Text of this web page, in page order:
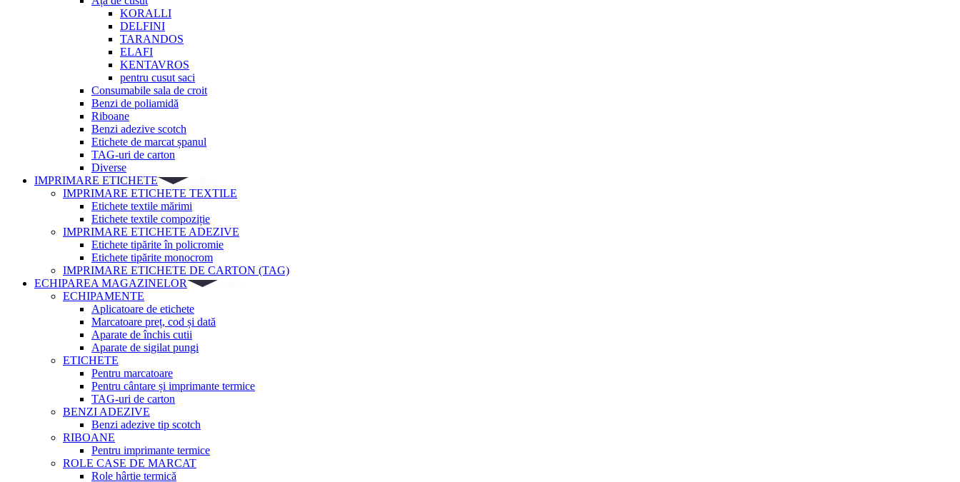
KORALLI
DELFINI
TARANDOS
ELAFI
KENTAVROS
pentru cusut saci
Consumabile sala de croit
Benzi de poliamidă
Riboane
Benzi adezive scotch
Etichete de marcat șpanul
TAG-uri de carton
Diverse
IMPRIMARE ETICHETE
IMPRIMARE ETICHETE TEXTILE
Etichete textile mărimi
Etichete textile compoziție
IMPRIMARE ETICHETE ADEZIVE
Etichete tipărite în policromie
Etichete tipărite monocrom
IMPRIMARE ETICHETE DE CARTON (TAG)
ECHIPAREA MAGAZINELOR
ECHIPAMENTE
Aplicatoare de etichete
Marcatoare preț, cod și dată
Aparate de închis cutii
Aparate de sigilat pungi
ETICHETE
Pentru marcatoare
Pentru cântare și imprimante termice
TAG-uri de carton
BENZI ADEZIVE
Benzi adezive tip scotch
RIBOANE
Pentru imprimante termice
ROLE CASE DE MARCAT
Role hârtie termică